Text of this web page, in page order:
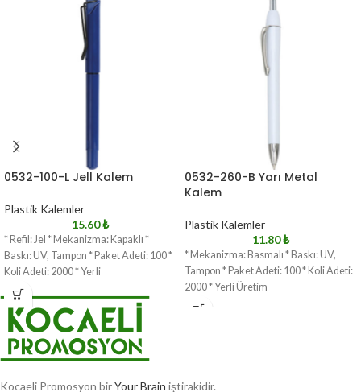
0532-100-L Jell Kalem
Plastik Kalemler
15.60₺
* Refil: Jel * Mekanizma: Kapaklı *
Baskı: UV, Tampon * Paket Adeti: 100 *
Koli Adeti: 2000 * Yerli
0532-260-B Yarı Metal
Kalem
Plastik Kalemler
11.80₺
* Mekanizma: Basmalı * Baskı: UV,
Tampon * Paket Adeti: 100 * Koli Adeti:
2000 * Yerli Üretim
Kocaeli Promosyon birYour Brain iştirakidir.